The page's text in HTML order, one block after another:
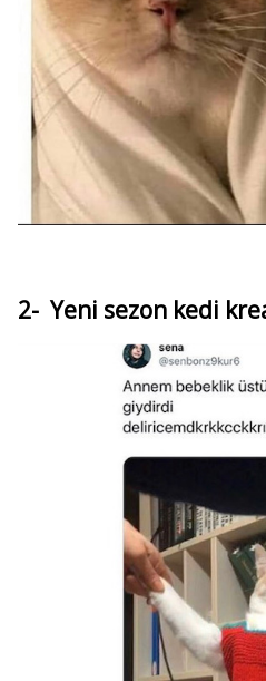
2- Yeni sezon kedi